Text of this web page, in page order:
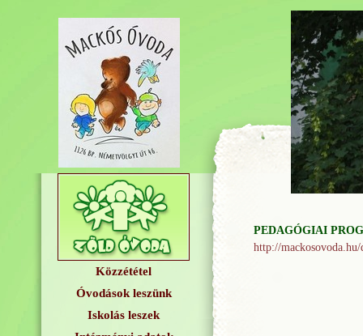
Közzététel
Óvodások leszünk
Iskolás leszek
PEDAGÓGIAI
http://